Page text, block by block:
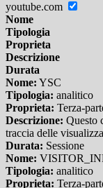
youtube.com
Nome
Tipologia
Proprieta
Descrizione
Durata
Nome: YSC
Tipologia: analitico
Proprieta: Terza-
Descrizione: Questo
traccia delle
Durata: Sessione
Nome:
Tipologia: analitico
Proprieta: Terza-